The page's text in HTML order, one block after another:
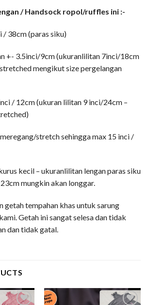
/ Handsock ropol/ruffles ini :-
/ 38cm (paras siku)
+- 3.5inci/9cm (ukuranlilitan 7inci/18cm
mengikut size pergelangan
/ 12cm (ukuran lilitan 9 inci/24cm –
stretch sehingga max 15 inci /
kecil – ukuranlilitan lengan paras siku
mungkin akan longgar.
getah tempahan khas untuk sarung
Getah ini sangat selesa dan tidak
dan tidak gatal.